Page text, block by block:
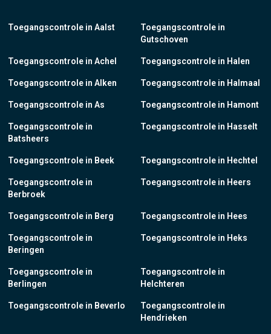
Toegangscontrole in Aalst
Toegangscontrole in Achel
Toegangscontrole in Alken
Toegangscontrole in As
Toegangscontrole in
Batsheers
Toegangscontrole in Beek
Toegangscontrole in
Berbroek
Toegangscontrole in Berg
Toegangscontrole in
Beringen
Toegangscontrole in
Berlingen
Toegangscontrole in Beverlo
Toegangscontrole in
Gutschoven
Toegangscontrole in Halen
Toegangscontrole in Halmaal
Toegangscontrole in Hamont
Toegangscontrole in Hasselt
Toegangscontrole in Hechtel
Toegangscontrole in Heers
Toegangscontrole in Hees
Toegangscontrole in Heks
Toegangscontrole in
Helchteren
Toegangscontrole in
Hendrieken